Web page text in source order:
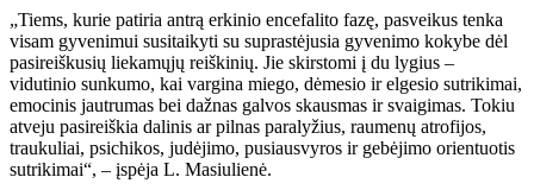
„Tiems, kurie patiria antrą erkinio encefalito fazę, pasveikus tenka
visam gyvenimui susitaikyti su suprastėjusia gyvenimo kokybe dėl
pasireiškusių liekamųjų reiškinių. Jie skirstomi į du lygius –
vidutinio sunkumo, kai vargina miego, dėmesio ir elgesio sutrikimai,
emocinis jautrumas bei dažnas galvos skausmas ir svaigimas. Tokiu
atveju pasireiškia dalinis ar pilnas paralyžius, raumenų atrofijos,
traukuliai, psichikos, judėjimo, pusiausvyros ir gebėjimo orientuotis
sutrikimai“, – įspėja L. Masiulienė.